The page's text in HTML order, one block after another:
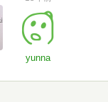
yunna